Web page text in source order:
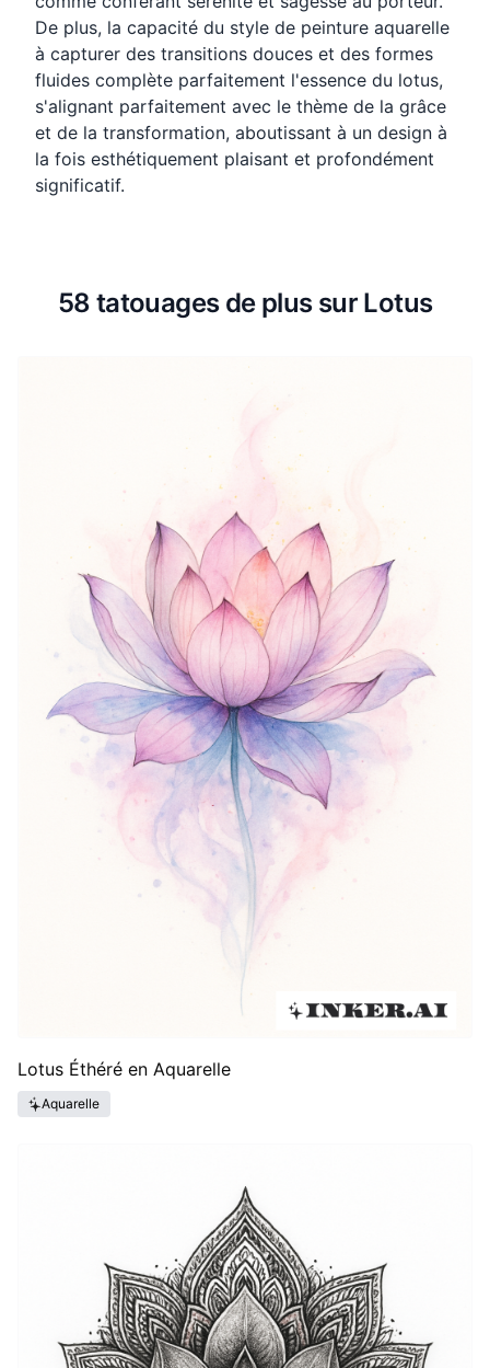
De plus, la capacité du style de peinture aquarelle
à capturer des transitions douces et des formes
fluides complète parfaitement l'essence du lotus,
s'alignant parfaitement avec le thème de la grâce
et de la transformation, aboutissant à un design à
la fois esthétiquement plaisant et profondément
significatif.
58 tatouages de plus sur Lotus
Lotus Éthéré en Aquarelle
Aquarelle